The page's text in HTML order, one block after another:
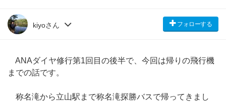
kiyoさん フォローする
ANAダイヤ修行第1回目の後半で、今回は帰りの飛行機
までの話です。
称名滝から立山駅まで称名滝探勝バスで帰ってきまし